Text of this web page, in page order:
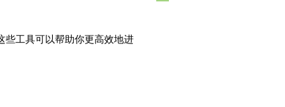
工具可以帮助你更高效地进